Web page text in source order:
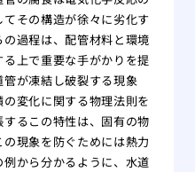
その構造が徐々に劣化す
過程は、配管材料と環境
上で重要な手がかりを提
が凍結し破裂する現象
変化に関する物理法則を
るこの特性は、固有の物
現象を防ぐためには熱力
から分かるように、水道